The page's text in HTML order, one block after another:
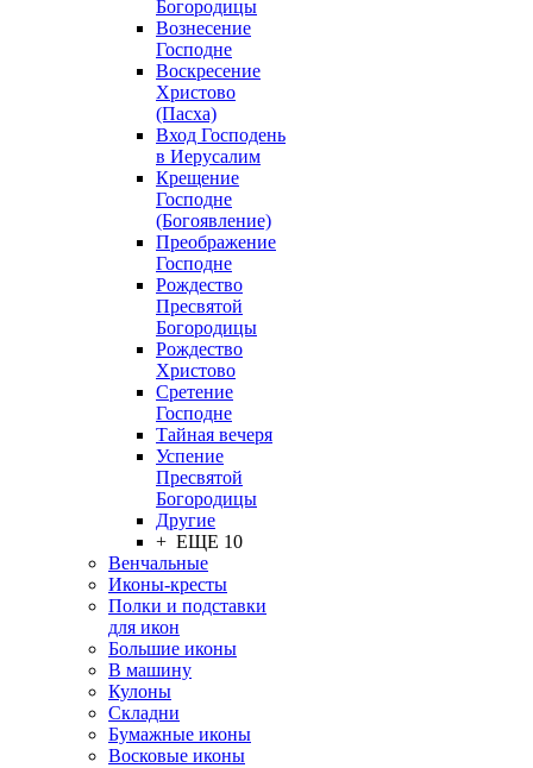
Богородицы
Вознесение
Господне
Воскресение
Христово
(Пасха)
Вход Господень
в Иерусалим
Крещение
Господне
(Богоявление)
Преображение
Господне
Рождество
Пресвятой
Богородицы
Рождество
Христово
Сретение
Господне
Тайная вечеря
Успение
Пресвятой
Богородицы
Другие
+ ЕЩЕ 10
Венчальные
Иконы-кресты
Полки и подставки
для икон
Большие иконы
В машину
Кулоны
Складни
Бумажные иконы
Восковые иконы